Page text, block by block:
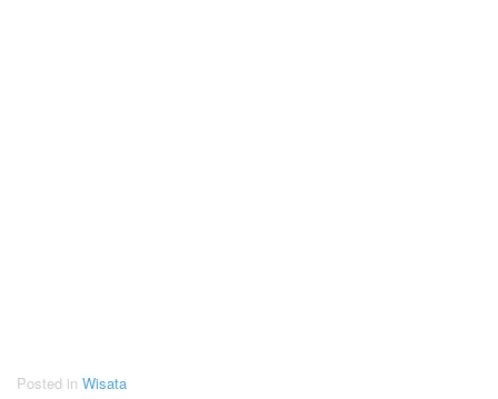
Posted in Wisata